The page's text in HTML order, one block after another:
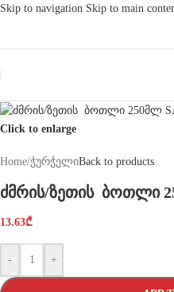
Skip to navigation Skip to main
Click to enlarge
Home/ჭურჭელიBack to products
ძმრის/ზეთის ბოთლი
13.63₾
- +